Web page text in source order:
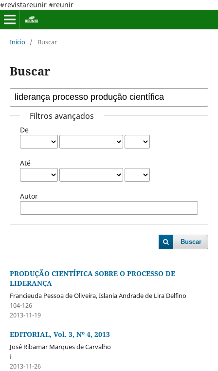
#revistareunir #reunir
Início / Buscar
Buscar
Filtros avançados
De
Até
Autor
Buscar
PRODUÇÃO CIENTÍFICA SOBRE O PROCESSO DE
LIDERANÇA
Francieuda Pessoa de Oliveira, Islania Andrade de Lira Delfino
104-126
2013-11-19
EDITORIAL, Vol. 3, Nº 4, 2013
José Ribamar Marques de Carvalho
i
2013-11-26